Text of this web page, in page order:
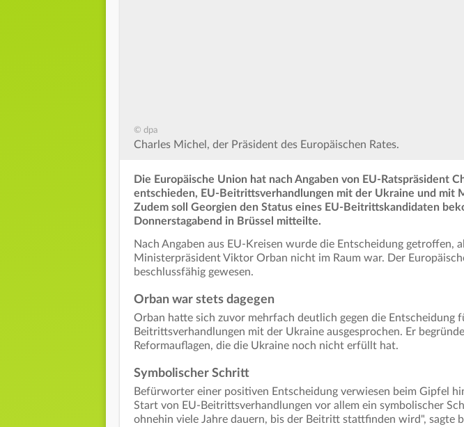
© dpa
Charles Michel, der Präsident des Europäischen Rates.
Die Europäische Union hat nach Angaben von EU-Ratspräsident
entschieden, EU-Beitrittsverhandlungen mit der Ukraine und mit
Zudem soll Georgien den Status eines EU-Beitrittskandidaten
Donnerstagabend in Brüssel mitteilte.
Nach Angaben aus EU-Kreisen wurde die Entscheidung getroffen,
Ministerpräsident Viktor Orban nicht im Raum war. Der
beschlussfähig gewesen.
Orban war stets dagegen
Orban hatte sich zuvor mehrfach deutlich gegen die Entscheidung
Beitrittsverhandlungen mit der Ukraine ausgesprochen. Er
Reformauflagen, die die Ukraine noch nicht erfüllt hat.
Symbolischer Schritt
Befürworter einer positiven Entscheidung verwiesen beim Gipfel
Start von EU-Beitrittsverhandlungen vor allem ein symbolischer
ohnehin viele Jahre dauern, bis der Beitritt stattfinden wird", sagte